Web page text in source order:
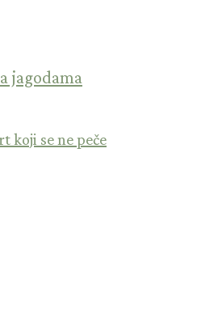
jagodama
koji se ne peče